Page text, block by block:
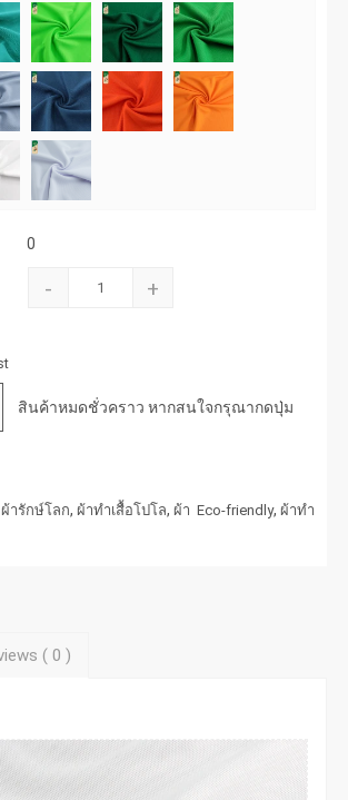
0
- +
สินค้าหมดชั่วคราว หากสนใจกรุณากดปุ่ม
ผ้ารักษ์โลก,ผ้าทำเสื้อโปโล,ผ้า Eco-friendly,ผ้าทำ
( 0)